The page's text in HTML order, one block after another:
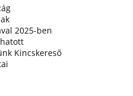
2025-ben
Kincskereső